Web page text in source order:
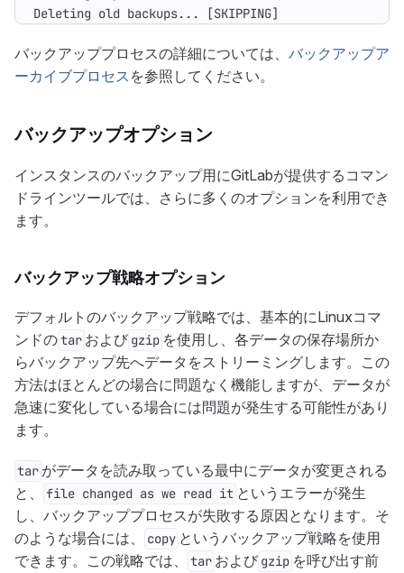
Deleting old backups... [SKIPPING]
バックアッププロセスの詳細については、 バックアップア
ーカイブプロセス を参照してください。
バックアップオプション
インスタンスのバックアップ用にGitLabが提供するコマン
ドラインツールでは、さらに多くのオプションを利用でき
ます。
バックアップ戦略オプション
デフォルトのバックアップ戦略では、基本的にLinuxコマ
ンドのtar および gzip を使用し、各データの保存場所か
らバックアップ先へデータをストリーミングします。この
方法はほとんどの場合に問題なく機能しますが、データが
急速に変化している場合には問題が発生する可能性があり
ます。
tar がデータを読み取っている最中にデータが変更される
と、
file changed as we read it というエラーが発生
し、バックアッププロセスが失敗する原因となります。そ
のような場合には、
copy というバックアップ戦略を使用
できます。この戦略では、
tar および gzip を呼び出す前